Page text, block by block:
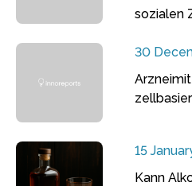
sozialen
30
15
Kann